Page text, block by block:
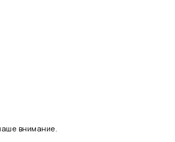
внимание.